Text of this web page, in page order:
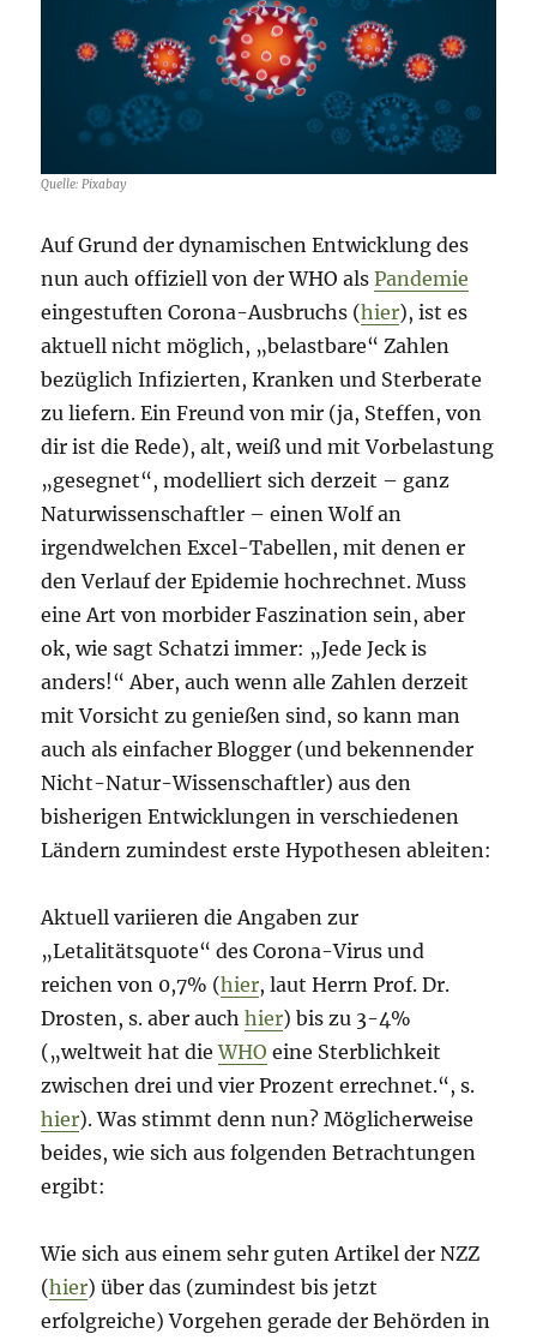
Quelle: Pixabay
Auf Grund der dynamischen Entwicklung des
nun auch offiziell von der WHO alsPandemie
eingestuften Corona-Ausbruchs (hier), ist es
aktuell nicht möglich, „belastbare“ Zahlen
bezüglich Infizierten, Kranken und Sterberate
zu liefern. Ein Freund von mir (ja, Steffen, von
dir ist die Rede), alt, weiß und mit Vorbelastung
„gesegnet“, modelliert sich derzeit – ganz
Naturwissenschaftler – einen Wolf an
irgendwelchen Excel-Tabellen, mit denen er
den Verlauf der Epidemie hochrechnet. Muss
eine Art von morbider Faszination sein, aber
ok, wie sagt Schatzi immer: „Jede Jeck is
anders!“ Aber, auch wenn alle Zahlen derzeit
mit Vorsicht zu genießen sind, so kann man
auch als einfacher Blogger (und bekennender
Nicht-Natur-Wissenschaftler) aus den
bisherigen Entwicklungen in verschiedenen
Ländern zumindest erste Hypothesen ableiten:
Aktuell variieren die Angaben zur
„Letalitätsquote“ des Corona-Virus und
reichen von 0,7% (hier, laut Herrn Prof. Dr.
Drosten, s. aber auchhier) bis zu 3-4%
(„weltweit hat dieWHO eine Sterblichkeit
zwischen drei und vier Prozent errechnet.“, s.
hier). Was stimmt denn nun? Möglicherweise
beides, wie sich aus folgenden Betrachtungen
ergibt:
Wie sich aus einem sehr guten Artikel der NZZ
(hier) über das (zumindest bis jetzt
erfolgreiche) Vorgehen gerade der Behörden in